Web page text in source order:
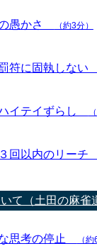
愚かさ （約3分）
符に固執しない
イテイずらし
回以内のリーチ
て（土田の麻雀
思考の停止 （